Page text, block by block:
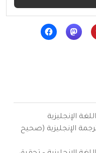
الإنجليزية
الإنجليزية (صحيح